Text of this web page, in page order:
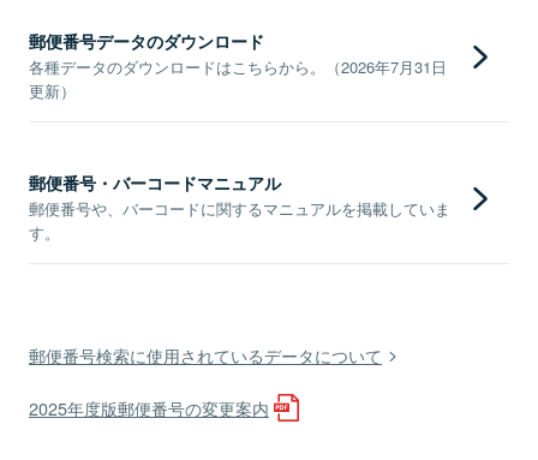
郵便番号データのダウンロード
各種データのダウンロードはこちらから。（2026年7月31日
更新）
郵便番号・バーコードマニュアル
郵便番号や、バーコードに関するマニュアルを掲載していま
す。
郵便番号検索に使用されているデータについて
2025年度版郵便番号の変更案内